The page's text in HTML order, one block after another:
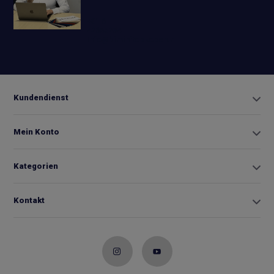
Kundendienst
Mein Konto
Kategorien
Kontakt